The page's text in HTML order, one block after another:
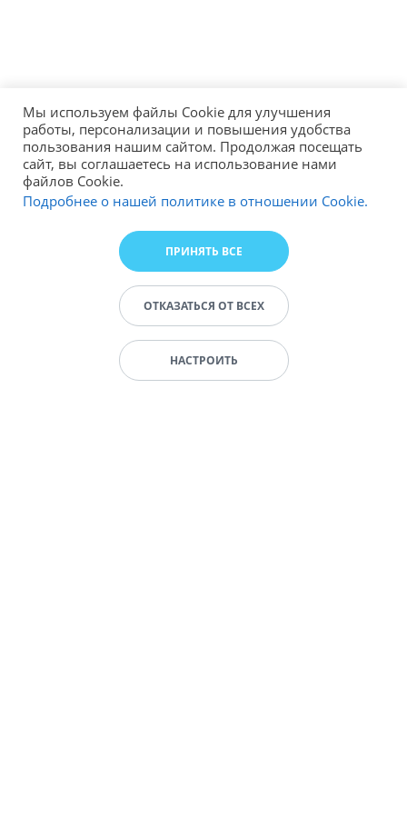
Мы используем файлы Cookie для улучшения
работы, персонализации и повышения удобства
пользования нашим сайтом. Продолжая посещать
сайт, вы соглашаетесь на использование нами
файлов Cookie.
Подробнее о нашей политике в отношении Cookie.
ПРИНЯТЬ ВСЕ
ОТКАЗАТЬСЯ ОТ ВСЕХ
НАСТРОИТЬ